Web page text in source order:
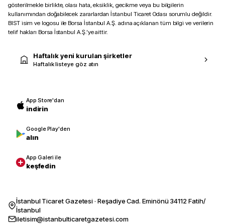
gösterilmekle birlikte, olası hata, eksiklik, gecikme veya bu bilgilerin
kullanımından doğabilecek zararlardan İstanbul Ticaret Odası sorumlu değildir.
BIST isim ve logosu ile Borsa İstanbul A.Ş. adına açıklanan tüm bilgi ve verilerin
telif hakları Borsa İstanbul A.Ş.’ye aittir.
Haftalık yeni kurulan şirketler
Haftalık listeye göz atın
App Store'dan
indirin
Google Play'den
alın
App Galeri ile
keşfedin
İstanbul Ticaret Gazetesi · Reşadiye Cad. Eminönü 34112 Fatih/
İstanbul
iletisim@istanbulticaretgazetesi.com